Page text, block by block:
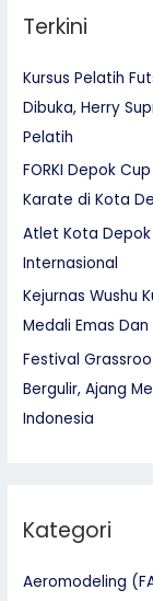
Terkini
Kursus Pelatih
Dibuka, Herry
Pelatih
FORKI Depok
Karate di Kota
Atlet Kota Depok
Internasional
Kejurnas Wushu
Medali Emas
Festival
Bergulir, Ajang
Indonesia
Kategori
Aeromodeling